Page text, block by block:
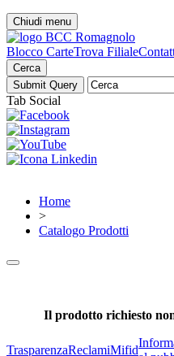
Chiudi menu
Blocco CarteTrova Filiale
Cerca
Tab Social
Home
>
Catalogo Prodotti
Il prodotto richiesto
TrasparenzaReclamiMifid